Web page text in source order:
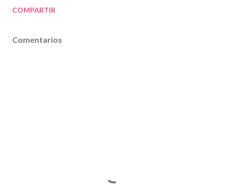
COMPARTIR
Comentarios